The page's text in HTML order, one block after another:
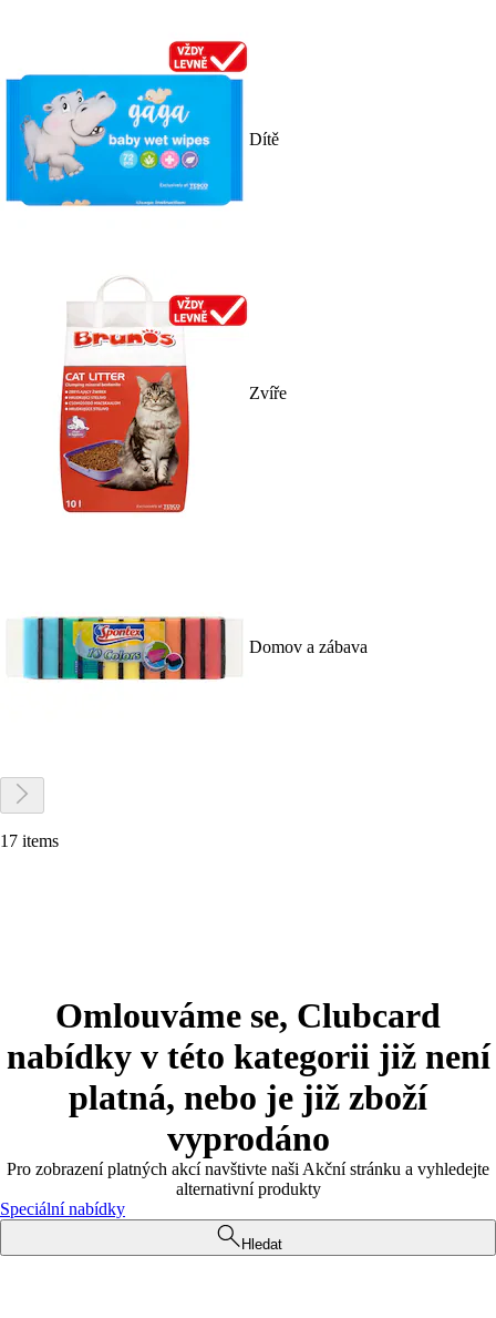
Dítě
Zvíře
Domov a zábava
17 items
Omlouváme se, Clubcard
nabídky v této kategorii již není
platná, nebo je již zboží
vyprodáno
Pro zobrazení platných akcí navštivte naši Akční stránku a vyhledejte
alternativní produkty
Speciální nabídky
Hledat